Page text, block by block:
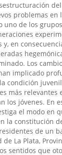
problemas en
uno de los
en
Los
implicado
condición
más relevantes
los jóvenes. En
el modo en
la constitución
de un
La Plata,
sentidos que